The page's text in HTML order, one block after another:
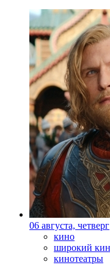
06 августа, четверг
кино
широкий
кинотеатры